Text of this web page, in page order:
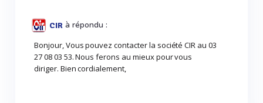
CIR à répondu :
Bonjour, Vous pouvez contacter la société CIR au 03
27 08 03 53. Nous ferons au mieux pour vous
diriger. Bien cordialement,